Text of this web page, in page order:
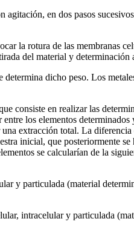
en dos pasos
la rotura de las membranas
del material y determinación
dicho peso. Los
consiste en realizar las
los elementos
extracción total. La
inicial, que posteriormente
se calcularían de la
y particulada (material
intracelular y particulada